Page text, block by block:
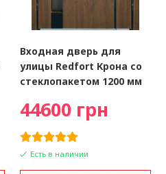
Входная дверь для
улицы Redfort Крона со
стеклопакетом 1200 мм
44600 грн
Есть в наличии